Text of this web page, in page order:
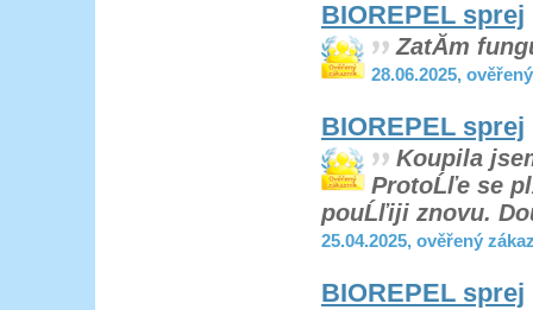
BIOREPEL sprej
ZatĂ­m
28.06.2025,
BIOREPEL sprej
Koupila
ProtoĹľe se
pouĹľiji znovu.
25.04.2025, ověřený
BIOREPEL sprej